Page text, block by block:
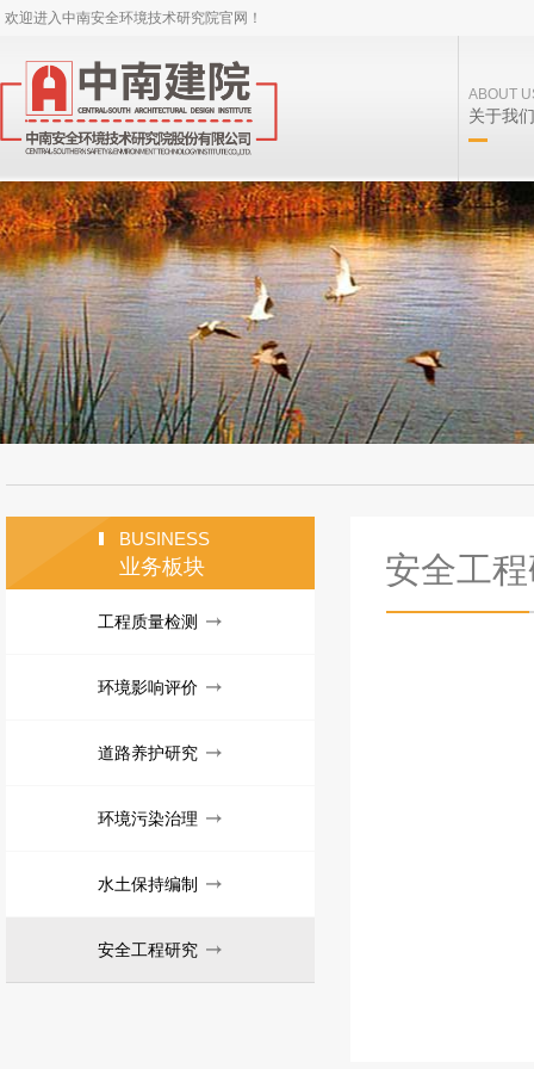
欢迎进入中南安全环境技术研究院官网！
ABOUT
关于我们
安全工
BUSINESS
业务板块
工程质量检测
环境影响评价
道路养护研究
环境污染治理
水土保持编制
安全工程研究